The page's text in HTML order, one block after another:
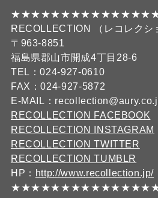
RECOLLECTION （レコレクシ
〒963-8851
福島県郡山市開成4丁目28-6
TEL：024-927-0610
FAX：024-927-5872
E-MAIL：
RECOLLECTION FACEBOOK
RECOLLECTION INSTAGRAM
RECOLLECTION TWITTER
RECOLLECTION TUMBLR
HP： http://www.recollection.jp/